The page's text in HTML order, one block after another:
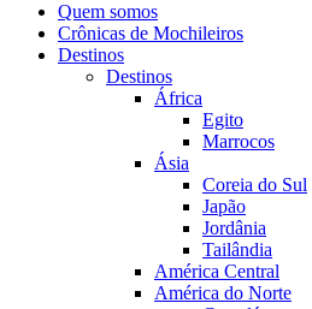
Quem somos
Crônicas de Mochileiros
Destinos
Destinos
África
Egito
Marrocos
Ásia
Coreia do Sul
Japão
Jordânia
Tailândia
América Central
América do Norte